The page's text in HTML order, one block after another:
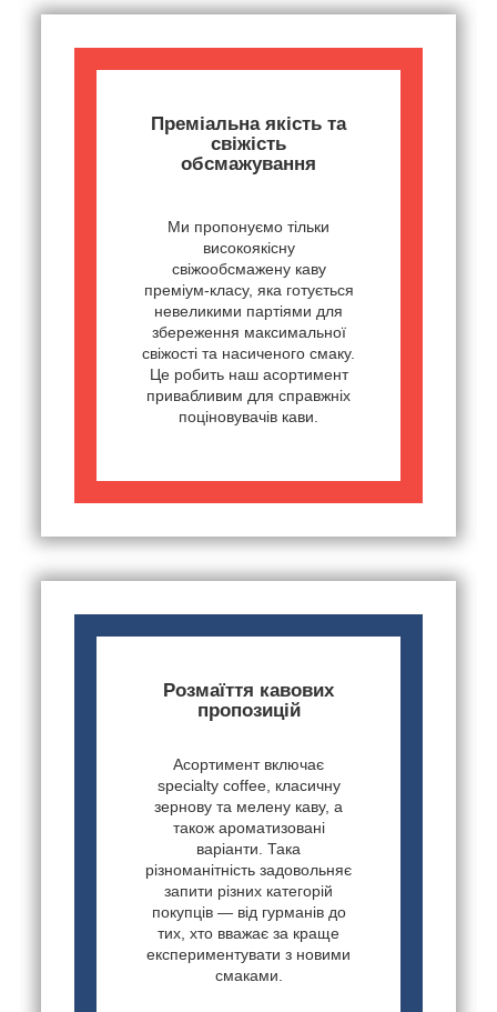
Преміальна якість та
свіжість
обсмажування
Ми пропонуємо тільки
високоякісну
свіжообсмажену каву
преміум-класу, яка готується
невеликими партіями для
збереження максимальної
свіжості та насиченого смаку.
Це робить наш асортимент
привабливим для справжніх
поціновувачів кави.
Розмаїття кавових
пропозицій
Асортимент включає
specialty coffee, класичну
зернову та мелену каву, а
також ароматизовані
варіанти. Така
різноманітність задовольняє
запити різних категорій
покупців — від гурманів до
тих, хто вважає за краще
експериментувати з новими
смаками.